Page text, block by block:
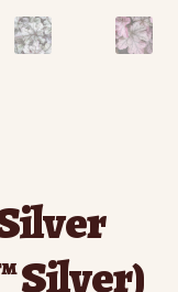
Silver)